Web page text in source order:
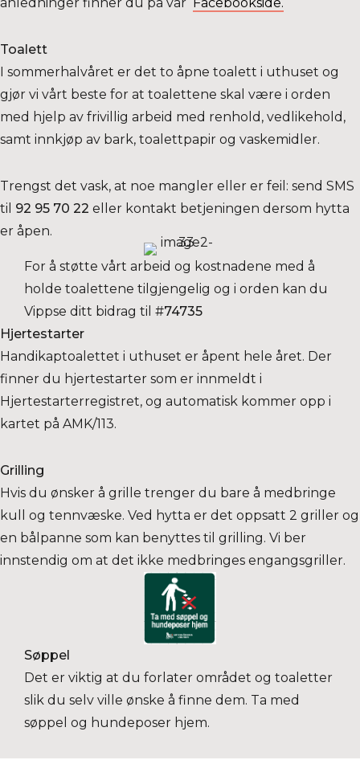
Toalett
I sommerhalvåret er det to åpne toalett i uthuset og
gjør vi vårt beste for at toalettene skal være i orden
med hjelp av frivillig arbeid med renhold, vedlikehold,
samt innkjøp av bark, toalettpapir og vaskemidler.
Trengst det vask, at noe mangler eller er feil: send SMS
til 92 95 70 22 eller kontakt betjeningen dersom hytta
er åpen.
For å støtte vårt arbeid og kostnadene med å
holde toalettene tilgjengelig og i orden kan du
Vippse ditt bidrag til #74735
Hjertestarter
Handikaptoalettet i uthuset er åpent hele året. Der
finner du hjertestarter som er innmeldt i
Hjertestarterregistret, og automatisk kommer opp i
kartet på AMK/113.
Grilling
Hvis du ønsker å grille trenger du bare å medbringe
kull og tennvæske. Ved hytta er det oppsatt 2 griller og
en bålpanne som kan benyttes til grilling. Vi ber
innstendig om at det ikke medbringes engangsgriller.
Søppel
Det er viktig at du forlater området og toaletter
slik du selv ville ønske å finne dem. Ta med
søppel og hundeposer hjem.